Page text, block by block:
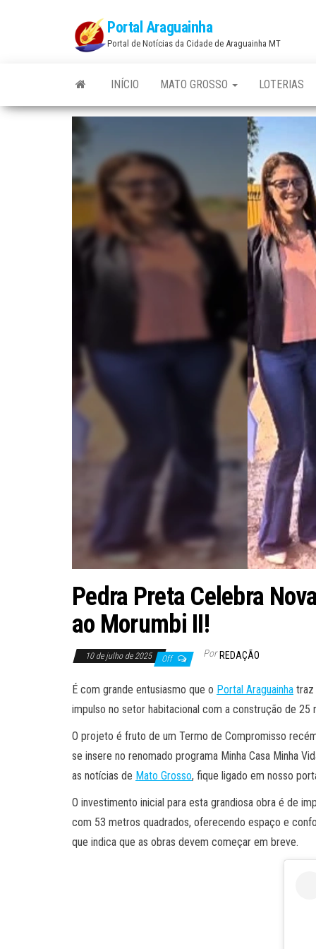
Portal Araguainha
Portal de Notícias da Cidade de Araguainha MT
INÍCIO MATO GROSSO LOTERIAS
Pedra Preta Celebra
ao Morumbi II!
10 de julho de 2025 Off Por REDAÇÃO
É com grande entusiasmo que o Portal Araguainha traz
impulso no setor habitacional com a construção de
O projeto é fruto de um Termo de Compromisso
se insere no renomado programa Minha Casa Minha
as notícias de Mato Grosso, fique ligado em nosso
O investimento inicial para esta grandiosa obra é de
com 53 metros quadrados, oferecendo espaço e
que indica que as obras devem começar em breve.